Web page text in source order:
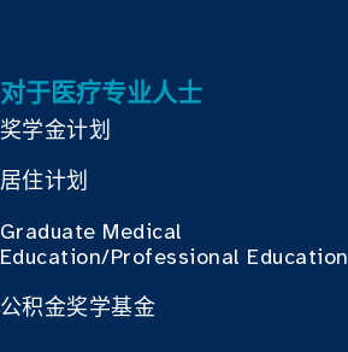
对于医疗专业人士
奖学金计划
居住计划
Graduate Medical
Education/Professional Education
公积金奖学基金